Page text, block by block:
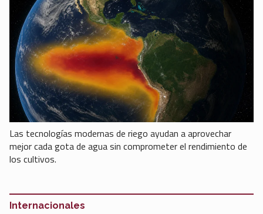
Las tecnologías modernas de riego ayudan a aprovechar
mejor cada gota de agua sin comprometer el rendimiento de
los cultivos.
Internacionales